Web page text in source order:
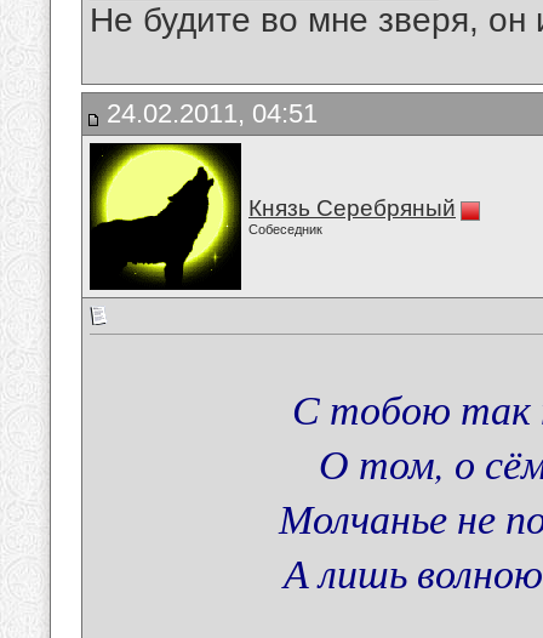
Не будите во мне зверя, он
24.02.2011, 04:51
Князь Серебряный
Собеседник
С тобою так
О том, о
Молчанье не
А лишь